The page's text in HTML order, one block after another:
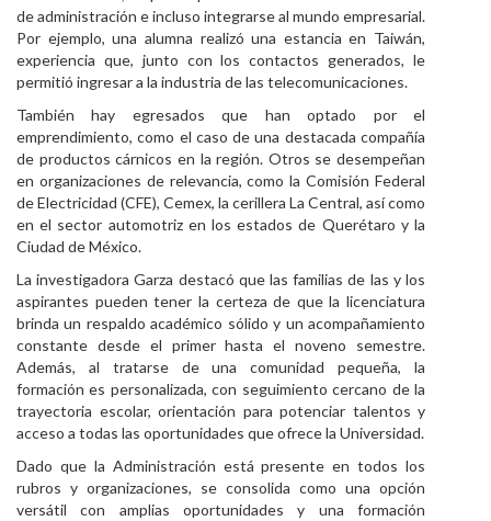
de administración e incluso integrarse al mundo empresarial.
Por ejemplo, una alumna realizó una estancia en Taiwán,
experiencia que, junto con los contactos generados, le
permitió ingresar a la industria de las telecomunicaciones.
También hay egresados que han optado por el
emprendimiento, como el caso de una destacada compañía
de productos cárnicos en la región. Otros se desempeñan
en organizaciones de relevancia, como la Comisión Federal
de Electricidad (CFE), Cemex, la cerillera La Central, así como
en el sector automotriz en los estados de Querétaro y la
Ciudad de México.
La investigadora Garza destacó que las familias de las y los
aspirantes pueden tener la certeza de que la licenciatura
brinda un respaldo académico sólido y un acompañamiento
constante desde el primer hasta el noveno semestre.
Además, al tratarse de una comunidad pequeña, la
formación es personalizada, con seguimiento cercano de la
trayectoria escolar, orientación para potenciar talentos y
acceso a todas las oportunidades que ofrece la Universidad.
Dado que la Administración está presente en todos los
rubros y organizaciones, se consolida como una opción
versátil con amplias oportunidades y una formación